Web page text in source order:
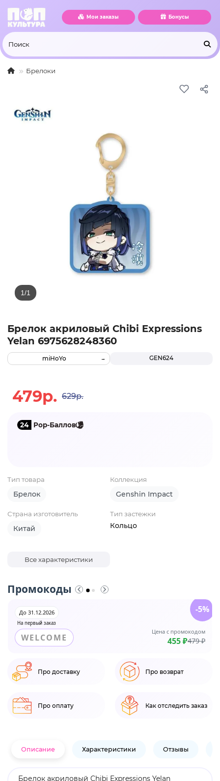
Мои заказы Бонусы
Брелоки
Брелок акриловый Chibi Expressions
Yelan 6975628248360
GEN624
miHoYo
479р. 629р.
24 Pop-Баллов
Тип товара
Брелок
Коллекция
Genshin Impact
Страна изготовитель
Китай
Тип застежки
Кольцо
Все характеристики
Промокоды
На первый заказ
До 31.12.2026
WELCOME
Цена с промокодом
455 ₽479 ₽
-5%
Про доставку Про возврат
Про оплату Как отследить заказ
Описание Характеристики Отзывы
Брелок акриловый Chibi Expressions Yelan